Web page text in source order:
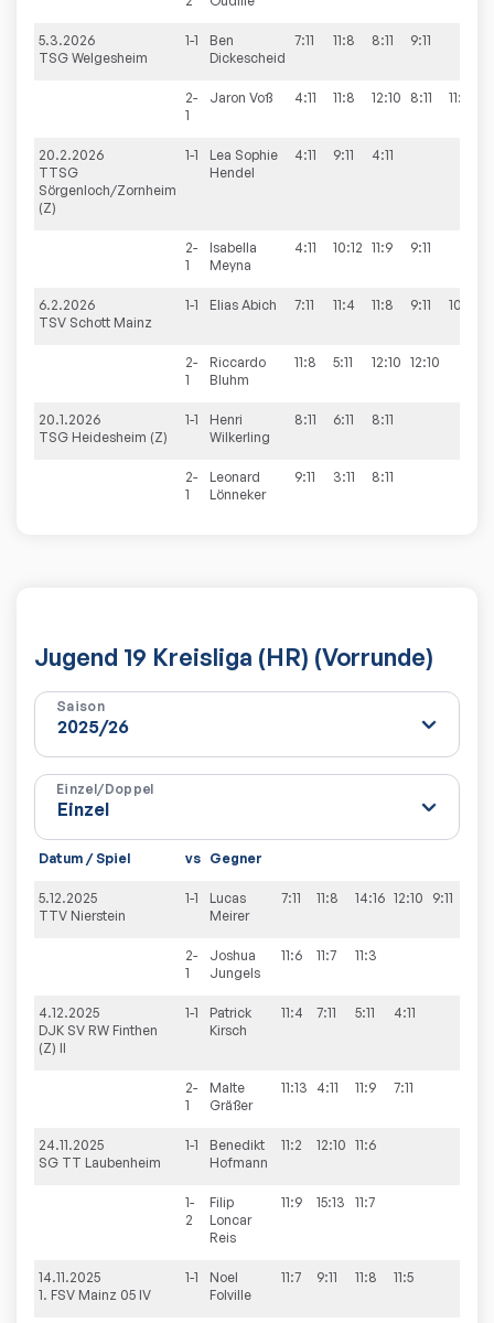
5.3.2026
TSG Welgesheim
1-1
Ben
Dickescheid
7:11 11:8 8:11 9:11
2-
1
Jaron Voß 4:11 11:8 12:10 8:11 11:5
20.2.2026
TTSG
Sörgenloch/Zornheim
(Z)
1-1
Lea Sophie
Hendel
4:11 9:11 4:11
2-
1
Isabella
Meyna
4:11 10:12 11:9 9:11
6.2.2026
TSV Schott Mainz
1-1 Elias Abich 7:11 11:4 11:8 9:11 10:12
2-
1
Riccardo
Bluhm
11:8 5:11 12:10 12:10
20.1.2026
TSG Heidesheim (Z)
1-1
Henri
Wilkerling
8:11 6:11 8:11
2-
1
Leonard
Lönneker
9:11 3:11 8:11
Jugend 19 Kreisliga (HR) (Vorrunde)
Saison
Einzel/Doppel
Datum / Spiel vs Gegner
5.12.2025
TTV Nierstein
1-1
Lucas
Meirer
7:11 11:8 14:16 12:10 9:11
2-
1
Joshua
Jungels
11:6 11:7 11:3
4.12.2025
DJK SV RW Finthen
(Z) II
1-1
Patrick
Kirsch
11:4 7:11 5:11 4:11
2-
1
Malte
Gräßer
11:13 4:11 11:9 7:11
24.11.2025
SG TT Laubenheim
1-1
Benedikt
Hofmann
11:2 12:10 11:6
1-
2
Filip
Loncar
Reis
11:9 15:13 11:7
14.11.2025
1. FSV Mainz 05 IV
1-1
Noel
Folville
11:7 9:11 11:8 11:5